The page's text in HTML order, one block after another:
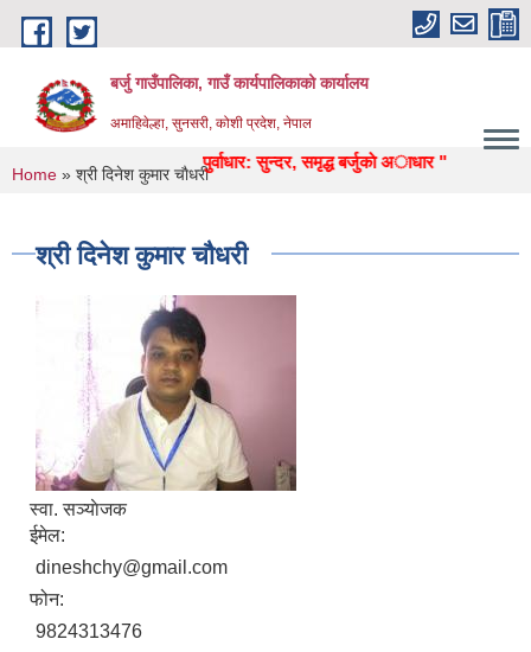
Skip to main content
बर्जु गाउँपालिका, गाउँ कार्यपालिकाको कार्यालय
अमाहिवेल्हा, सुनसरी, कोशी प्रदेश, नेपाल
स्वास्थ्य, उद्याेग, पर्यटन, पुर्वाधार: सुन्दर, समृद्ध बर्जुकाे अाधार "
You are here
Home » श्री दिनेश कुमार चाैधरी
श्री दिनेश कुमार चाैधरी
स्वा‍. सञ्याेजक
ईमेल:
dineshchy@gmail.com
फोन:
9824313476